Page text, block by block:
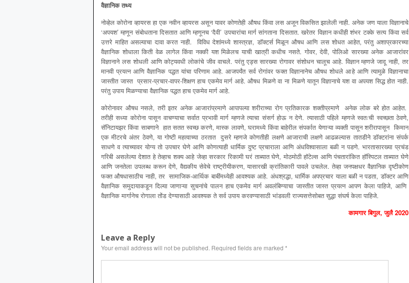
वैज्ञानिक तथ्य
नोव्हेल कोरोना व्हायरस हा एक नवीन व्हायरस असून यावर कोणतेही औषध किंवा लस अजून विकसित झालेली नाही. अनेक जण याला विज्ञानाचे
‘अपयश’ म्हणून संबोधताना दिसतात आणि म्हणूनच ‘दैवी’ उपचारांचा मार्ग सांगताना दिसतात. खरेतर विज्ञान कधीही शंभर टक्के सत्य किंवा सर्व
उत्तरे माहित असल्याचा दावा करत नाही. विविध देशांमध्ये शास्त्रज्ञ, डॉक्टर्स मिळून औषध आणि लस शोधत आहेत, परंतु अशाप्रकारच्या
वैज्ञानिक शोधाला किती वेळ लागेल किंवा नक्की यश मिळेलच याची खात्री कधीच नसते. गोवर, देवी, पोलिओ सारख्या अनेक आजारांवर
विज्ञानाने लस शोधली आणि कोट्यवधी लोकांचे जीव वाचले. परंतु एड्स सारख्या रोगावर संशोधन चालूच आहे. विज्ञान म्हणजे जादू नाही, तर
मानवी प्रयत्न आणि वैज्ञानिक पद्धत यांचा परिणाम आहे. आजपर्यंत सर्व रोगांवर फक्त विज्ञानानेच औषध शोधले आहे आणि त्यामुळे विज्ञानाचा
जास्तीत जास्त प्रसार-प्रचार-वापर-शिक्षण हाच एकमेव मार्ग आहे. औषध मिळणे वा ना मिळणे यातून विज्ञानाचे यश वा अपयश सिद्ध होत नाही.
परंतु उपाय मिळण्याचा वैज्ञानिक पद्धत हाच एकमेव मार्ग आहे.
कोरोनावर औषध नसले, तरी इतर अनेक आजारांप्रमाणे आपापल्या शरीराच्या रोग प्रतिकारक शक्तीप्रमाणे अनेक लोक बरे होत आहेत.
तरीही सध्या कोरोना पासून वाचण्याचा सर्वात प्रभावी मार्ग म्हणजे त्याचा संसर्ग होऊ न देणे. त्यासाठी पहिले म्हणजे स्वतःची स्वच्छता ठेवणे,
सॅनिटायझर किंवा साबणाने हात सतत स्वच्छ करणे, मास्क लावणे, घरामध्ये किंवा बाहेरील संपर्कात येणाऱ्या व्यक्ती पासून शरीरापासून किमान
एक मीटरचे अंतर ठेवणे, या गोष्टी महत्वाच्या ठरतात दुसरे म्हणजे कोणतीही लक्षणे आजाराची लक्षणे आढळल्यास तातडीने डॉक्टरांना संपर्क
साधणे व त्याच्यावर योग्य तो उपचार घेणे आणि कोणत्याही धार्मिक दुष्ट प्रचाराला आणि अंधविश्वासाला बळी न पडणे. भारतासारख्या प्रचंड
गरिबी असलेल्या देशात हे तेव्हाच शक्य आहे जेव्हा सरकार रिकामी घरं ताब्यात घेणे, मोठमोठी हॉटेल्स आणि पंचतारांकित हॉस्पिटल ताब्यात घेणे
आणि जनतेला उपलब्ध करून देणे, वैद्यकीय सेवेचे राष्ट्रीयीकरण, यासारखी क्रांतिकारी पावले उचलेल. तेव्हा जनपक्षधर वैज्ञानिक दृष्टीकोण
फक्त औषधासाठीच नाही, तर सामाजिक-आर्थिक बाबींमध्येही आवश्यक आहे. अंधश्रद्धा, धार्मिक अपप्रचार याला बळी न पडता, डॉक्टर आणि
वैज्ञानिक समुदायाकडून दिल्या जाणाऱ्या सुचनांचे पालन हाच एकमेव मार्ग अवलंबिण्याचा जास्तीत जास्त प्रयत्न आपण केला पाहिजे, आणि
वैज्ञानिक मार्गानेच रोगाला तोंड देण्यासाठी आवश्यक ते सर्व उपाय करवण्यासाठी भांडवली राज्यसत्तेसोबत सुद्धा संघर्ष केला पाहिजे.
कामगार बिगुल, जुलै 2020
Leave a Reply
Your email address will not be published. Required fields are marked *